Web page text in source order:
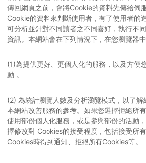
傳回網頁之前，會將Cookie的資料先傳給伺
Cookie的資料來判斷使用者，有了使用者的
可分析並針對不同讀者之不同喜好，執行不
資訊。本網站會在下列情況下，在您瀏覽器
(1)為提供更好、更個人化的服務，以及方便
動 。
(2) 為統計瀏覽人數及分析瀏覽模式，以了解
本網站改善服務的參考。如果您選擇拒絕所
使用部份個人化服務，或是參與部份的活動
擇修改對 Cookies的接受程度，包括接受所
Cookies時得到通知、拒絕所有Cookies等。